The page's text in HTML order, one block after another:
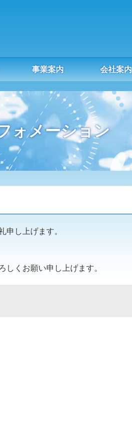
事業案内 会社案内
ォメーション
し上げます。
くお願い申し上げます。